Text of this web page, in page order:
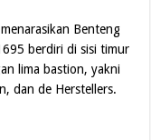
Benteng
berdiri di sisi timur
lima bastion, yakni
dan de Herstellers.